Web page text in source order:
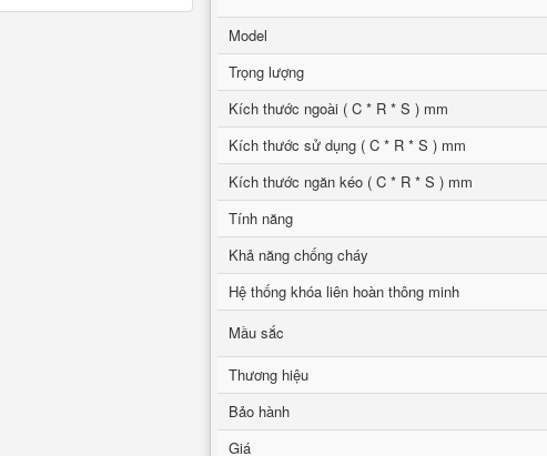
Model
Trọng lượng
Kích thước ngoài ( C * R * S ) mm
Kích thước sử dụng ( C * R * S ) mm
Kích thước ngăn kéo ( C * R * S ) mm
Tính năng
Khả năng chống cháy
Hệ thống khóa liên hoàn thông minh
Mầu sắc
Thương hiệu
Bảo hành
Giá